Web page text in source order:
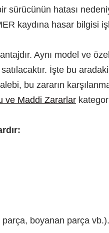
sürücünün hatası
kaydına hasar bilgisi
Aynı model ve
İşte bu
bu zararın
ve Maddi Zararlar
boyanan parça vb.).